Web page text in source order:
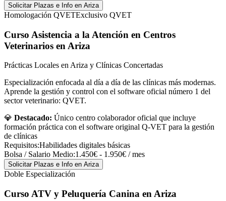
Solicitar Plazas e Info en Ariza
Homologación QVETExclusivo QVET
Curso Asistencia a la Atención en Centros
Veterinarios en Ariza
Prácticas Locales en Ariza y Clínicas Concertadas
Especialización enfocada al día a día de las clínicas más modernas.
Aprende la gestión y control con el software oficial número 1 del
sector veterinario: QVET.
💎 Destacado: Único centro colaborador oficial que incluye
formación práctica con el software original Q-VET para la gestión
de clínicas
Requisitos:Habilidades digitales básicas
Bolsa / Salario Medio:1.450€ - 1.950€ / mes
Solicitar Plazas e Info en Ariza
Doble Especialización
Curso ATV y Peluquería Canina en Ariza